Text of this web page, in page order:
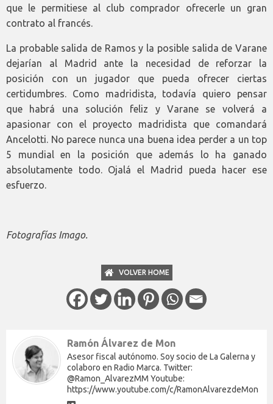
que le permitiese al club comprador ofrecerle un gran
contrato al francés.
La probable salida de Ramos y la posible salida de Varane
dejarían al Madrid ante la necesidad de reforzar la
posición con un jugador que pueda ofrecer ciertas
certidumbres. Como madridista, todavía quiero pensar
que habrá una solución feliz y Varane se volverá a
apasionar con el proyecto madridista que comandará
Ancelotti. No parece nunca una buena idea perder a un top
5 mundial en la posición que además lo ha ganado
absolutamente todo. Ojalá el Madrid pueda hacer ese
esfuerzo.
Fotografías Imago.
VOLVER HOME
Ramón Álvarez de Mon
Asesor fiscal autónomo. Soy socio de La Galerna y
colaboro en Radio Marca. Twitter:
@Ramon_AlvarezMM Youtube:
https://www.youtube.com/c/RamonAlvarezdeMon